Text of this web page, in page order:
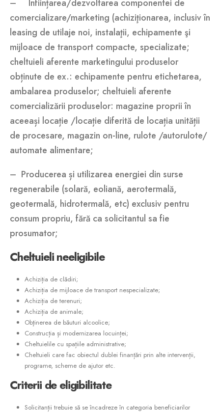
– Înființarea/dezvoltarea componentei de
comercializare/marketing (achiziţionarea, inclusiv în
leasing de utilaje noi, instalaţii, echipamente şi
mijloace de transport compacte, specializate;
cheltuieli aferente marketingului produselor
obținute de ex.: echipamente pentru etichetarea,
ambalarea produselor; cheltuieli aferente
comercializării produselor: magazine proprii în
aceeași locație /locație diferită de locația unității
de procesare, magazin on-line, rulote /autorulote/
automate alimentare;
– Producerea și utilizarea energiei din surse
regenerabile (solară, eoliană, aerotermală,
geotermală, hidrotermală, etc) exclusiv pentru
consum propriu, fără ca solicitantul sa fie
prosumator;
Cheltuielineeligibile
Achiziția de clădiri;
Achiziția de mijloace de transport nespecializate;
Achiziția de terenuri;
Achiziția de animale;
Obţinerea de băuturi alcoolice;
Construcția și modernizarea locuinței;
Cheltuielile cu spațiile administrative;
Cheltuieli care fac obiectul dublei finanțări prin alte intervenții,
programe, scheme de ajutor etc.
Criteriideeligibilitate
Solicitanții trebuie să se încadreze în categoria beneficiarilor